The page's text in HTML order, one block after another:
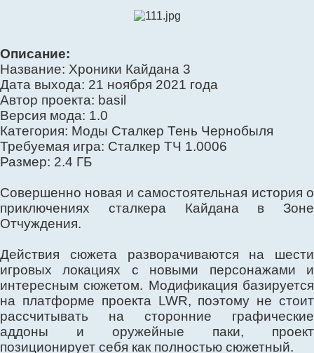
Описание:
Название: Хроники Кайдана 3
Дата выхода: 21 ноября 2021 года
Автор проекта: basil
Версия мода: 1.0
Категория: Моды Сталкер Тень Чернобыля
Требуемая игра: Сталкер ТЧ 1.0006
Размер: 2.4 ГБ
Совершенно новая и самостоятельная история о
приключениях сталкера Кайдана в Зоне
Отчуждения.
Действия сюжета разворачиваются на шести
игровых локациях с новыми персонажами и
интересным сюжетом. Модификация базируется
на платформе проекта LWR, поэтому не стоит
рассчитывать на сторонние графические
аддоны и оружейные паки, проект
позиционирует себя как полностью сюжетный.